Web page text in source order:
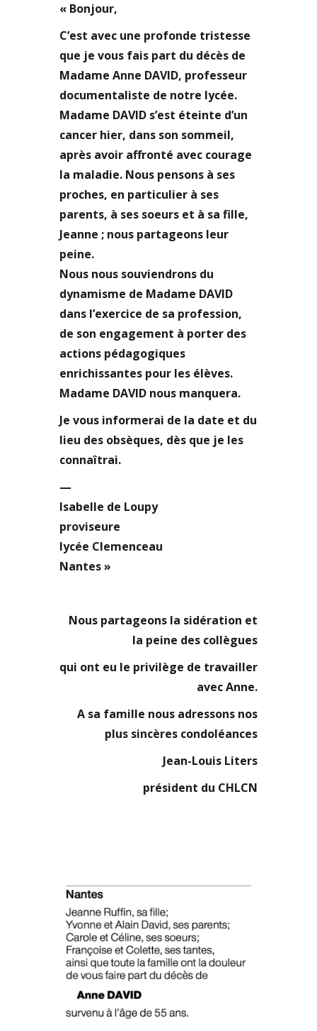
« Bonjour,
C’est avec une profonde tristesse
que je vous fais part du décès de
Madame Anne DAVID, professeur
documentaliste de notre lycée.
Madame DAVID s’est éteinte d’un
cancer hier, dans son sommeil,
après avoir affronté avec courage
la maladie. Nous pensons à ses
proches, en particulier à ses
parents, à ses soeurs et à sa fille,
Jeanne ; nous partageons leur
peine.
Nous nous souviendrons du
dynamisme de Madame DAVID
dans l’exercice de sa profession,
de son engagement à porter des
actions pédagogiques
enrichissantes pour les élèves.
Madame DAVID nous manquera.
Je vous informerai de la date et du
lieu des obsèques, dès que je les
connaîtrai.
—
Isabelle de Loupy
proviseure
lycée Clemenceau
Nantes »
Nous partageons la sidération et
la peine des collègues
qui ont eu le privilège de travailler
avec Anne.
A sa famille nous adressons nos
plus sincères condoléances
Jean-Louis Liters
président du CHLCN